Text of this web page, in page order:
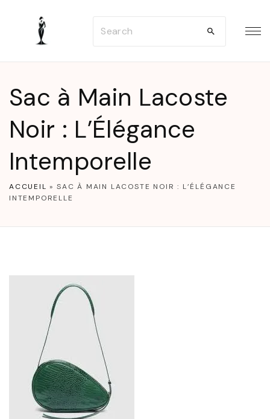
c
:
Sac à Main Lacoste
Noir : L’Élégance
Intemporelle
ACCUEIL »SAC À MAIN LACOSTE NOIR : L’ÉLÉGANCE
INTEMPORELLE